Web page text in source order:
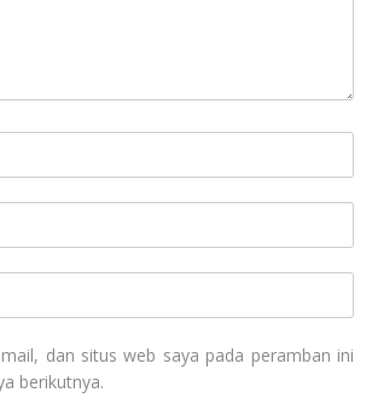
dan situs web saya pada peramban ini
berikutnya.